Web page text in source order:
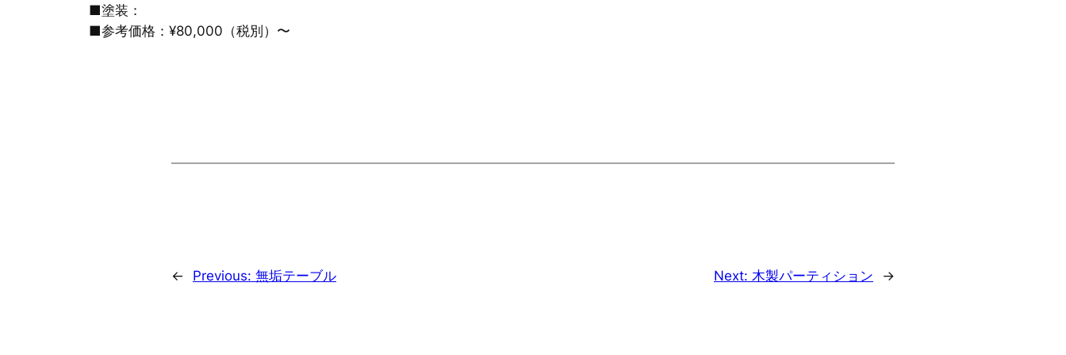
■塗装：
■参考価格：¥80,000（税別）〜
← Previous: 無垢テーブル Next: 木製パーティション →